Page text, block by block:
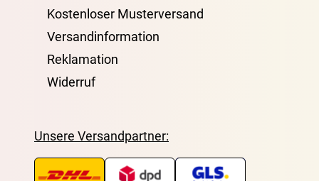
Kostenloser Musterversand
Versandinformation
Reklamation
Widerruf
Unsere Versandpartner: